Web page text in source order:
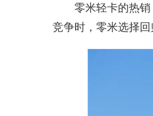
零米轻卡的热
竞争时，零米选择回